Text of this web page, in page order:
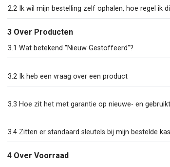
2.2 Ik wil mijn bestelling zelf ophalen, hoe regel ik
3 Over Producten
3.1 Wat betekend ''Nieuw Gestoffeerd''?
3.2 Ik heb een vraag over een product
3.3 Hoe zit het met garantie op nieuwe- en
3.4 Zitten er standaard sleutels bij mijn bestelde
4 Over Voorraad